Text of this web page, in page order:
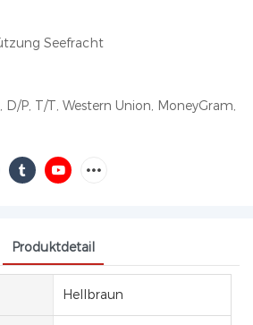
Seefracht
D/P, T/T, Western Union, MoneyGram,
Produktdetail
Hellbraun